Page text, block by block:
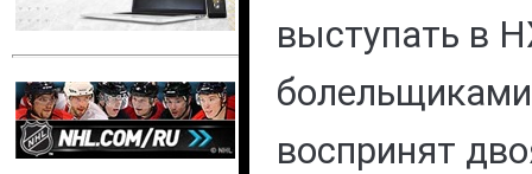
выступать в
воспринят